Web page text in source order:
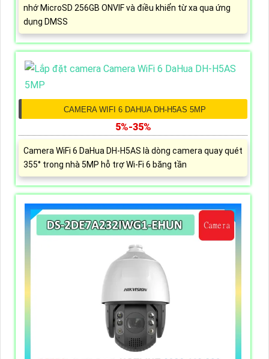
nhớ MicroSD 256GB ONVIF và điều khiển từ xa qua ứng
dụng DMSS
CAMERA WIFI 6 DAHUA DH-H5AS 5MP
5%-35%
Camera WiFi 6 DaHua DH-H5AS là dòng camera quay quét
355° trong nhà 5MP hỗ trợ Wi-Fi 6 băng tần